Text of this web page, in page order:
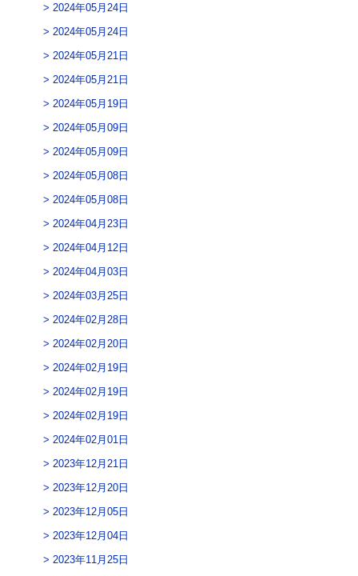
2024年05月24日
2024年05月24日
2024年05月21日
2024年05月21日
2024年05月19日
2024年05月09日
2024年05月09日
2024年05月08日
2024年05月08日
2024年04月23日
2024年04月12日
2024年04月03日
2024年03月25日
2024年02月28日
2024年02月20日
2024年02月19日
2024年02月19日
2024年02月19日
2024年02月01日
2023年12月21日
2023年12月20日
2023年12月05日
2023年12月04日
2023年11月25日